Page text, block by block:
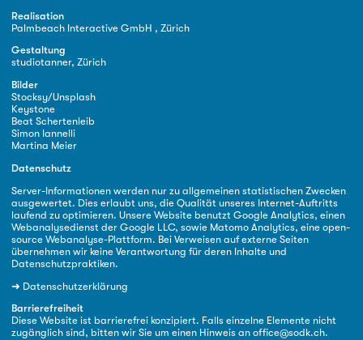
Realisation
Palmbeach Interactive GmbH , Zürich
Gestaltung
studiotanner, Zürich
Bilder
Stocksy/Unsplash
Keystone
Beat Schertenleib
Simon Iannelli
Martina Meier
Datenschutz
Server-Informationen werden nur zu allgemeinen statistischen Zwecken
ausgewertet. Dies erlaubt uns, die Qualität unseres Internet-Auftritts
laufend zu optimieren. Unsere Website benutzt Google Analytics, einen
Webanalysedienst der Google LLC, sowie Matomo Analytics, eine open-
source Webanalyse-Plattform. Bei Verweisen auf externe Seiten
übernehmen wir keine Verantwortung für deren Inhalte und
Datenschutzpraktiken.
➜ Datenschutzerklärung
Barrierefreiheit
Diese Website ist barrierefrei konzipiert. Falls einzelne Elemente nicht
zugänglich sind, bitten wir Sie um einen Hinweis an office@sodk.ch.